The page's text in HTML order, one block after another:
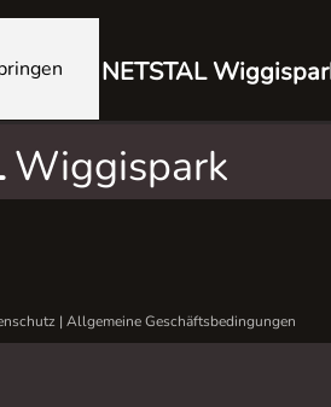
NETSTAL
Wiggispark
| Allgemeine Geschäftsbedingungen